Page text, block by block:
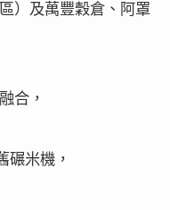
）及萬豐穀倉、阿罩
合，
碾米機，